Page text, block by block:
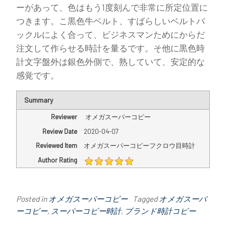
ーがあって、色はもう1度刻んで非常に所定位置に
つきます。こ黒色牛ベルト、すばらしいベルトバ
ックルによく合って、ビジネスマンためにからだ
注文して作らせる時計を量るです。そ他に黒色時
計文字盤外は銀色外側で、熟していて、安定的な
感覚です。
Summary
Reviewer
オメガスーパーコピー
Review Date
2020-04-07
Reviewed Item
オメガスーパーコピーフクロウ目時計
Author Rating
Posted inオメガスーパーコピー Taggedオメガスーパ
ーコピー, スーパーコピー時計, ブランド時計コピー